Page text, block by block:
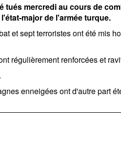
tués mercredi au cours de
major de l'armée turque.
et sept terroristes ont été mis
régulièrement renforcées et
enneigées ont d'autre part